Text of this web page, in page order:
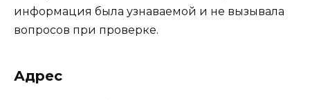
информация была узнаваемой и не вызывала
вопросов при проверке.
Адрес